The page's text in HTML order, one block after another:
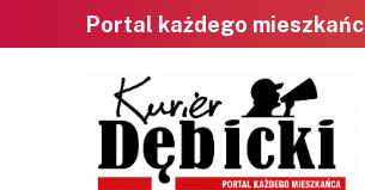
Portal każdego